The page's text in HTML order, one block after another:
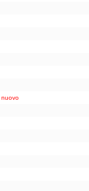
nuovo